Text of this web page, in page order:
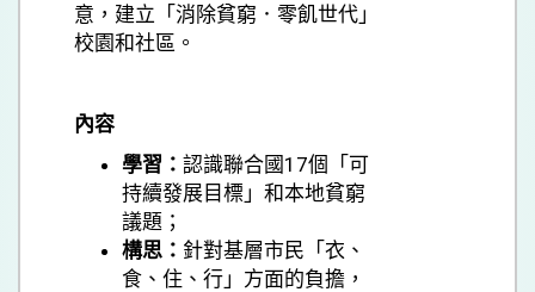
意，建立「消除貧窮．零飢世代」
校園和社區。
內容
學習： 認識聯合國17個「可
持續發展目標」和本地貧窮
議題；
構思： 針對基層市民「衣、
食、住、行」方面的負擔，